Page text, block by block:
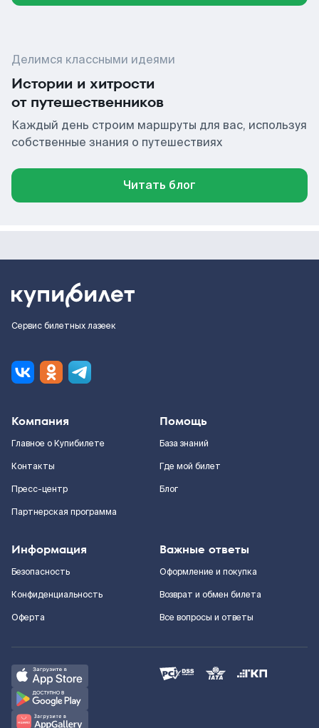
Делимся классными идеями
Истории и хитрости
от путешественников
Каждый день строим маршруты для вас, используя
собственные знания о путешествиях
Читать блог
Сервис билетных лазеек
Компания
Главное о Купибилете
Контакты
Пресс-центр
Партнерская программа
Помощь
База знаний
Где мой билет
Блог
Информация
Безопасность
Конфиденциальность
Оферта
Важные ответы
Оформление и покупка
Возврат и обмен билета
Все вопросы и ответы